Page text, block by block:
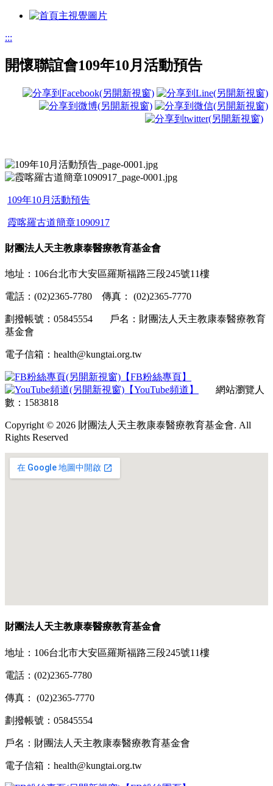
:::
開懷聯誼會109年10月活動預告
109年10月活動預告
霞喀羅古道簡章1090917
財團法人天主教康泰醫療教育基金會
地址：106台北市大安區羅斯福路三段245號11樓
電話：(02)2365-7780 傳真： (02)2365-7770
劃撥帳號：05845554 戶名：財團法人天主教康泰醫療教育
基金會
電子信箱：health@kungtai.org.tw
【FB粉絲專頁】
【YouTube頻道】
網站瀏覽人
數：1583818
Copyright © 2026 財團法人天主教康泰醫療教育基金會. All
Rights Reserved
財團法人天主教康泰醫療教育基金會
地址：106台北市大安區羅斯福路三段245號11樓
電話：(02)2365-7780
傳真： (02)2365-7770
劃撥帳號：05845554
戶名：財團法人天主教康泰醫療教育基金會
電子信箱：health@kungtai.org.tw